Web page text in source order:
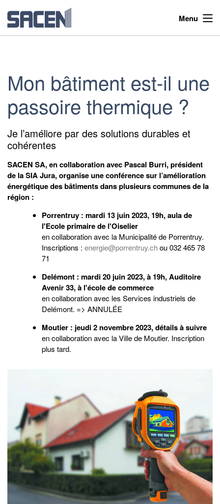
Menu
Mon bâtiment est-il une
passoire thermique ?
Je l’améliore par des solutions durables et
cohérentes
SACEN SA, en collaboration avec Pascal Burri, président
de la SIA Jura, organise une conférence sur l’amélioration
énergétique des bâtiments dans plusieurs communes de la
région :
Porrentruy : mardi 13 juin 2023, 19h, aula de
l'Ecole primaire de l'Oiselier
en collaboration avec la Municipalité de Porrentruy.
Inscriptions : energie@porrentruy.chou 032 465 78
71
Delémont : mardi 20 juin 2023, à 19h, Auditoire
Avenir 33, à l'école de commerce
en collaboration avec les Services industriels de
Delémont. => ANNULÉE
Moutier : jeudi 2 novembre 2023, détails à suivre
en collaboration avec la Ville de Moutier. Inscription
plus tard.